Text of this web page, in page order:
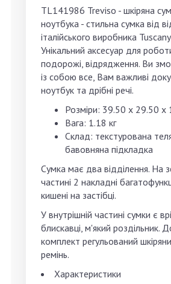
TL141986 Treviso - шкіряна
ноутбука - стильна сумка від
італійського виробника
Унікальний аксесуар для
подорожі, відрядження. Ви
із собою все, Вам важливі
ноутбук та дрібні речі.
Розміри: 39.50 x 29.50 x
Вага: 1.18 кг
Склад: текстурована
бавовняна підкладка
Сумка має два відділення. На
частині 2 накладні
кишені на застібці.
У внутрішній частині сумки є
блискавці, м'який роздільник.
комплект регульований
ремінь.
Характеристики